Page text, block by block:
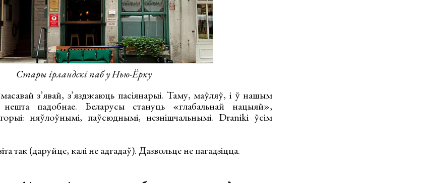
Стары ірландскі паб у Нью-Ёрку
з’явай, з’язджаюць пасіянарыі. Таму, маўляў, і ў нашым
падобнае. Беларусы стануць «глабальнай нацыяй»,
няўлоўнымі, паўсюднымі, незнішчальнымі. Draniki ўсім
так (даруйце, калі не адгадаў). Дазвольце не пагадзіцца.